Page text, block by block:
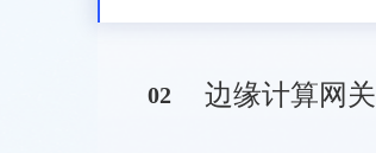
02 边缘计算网关